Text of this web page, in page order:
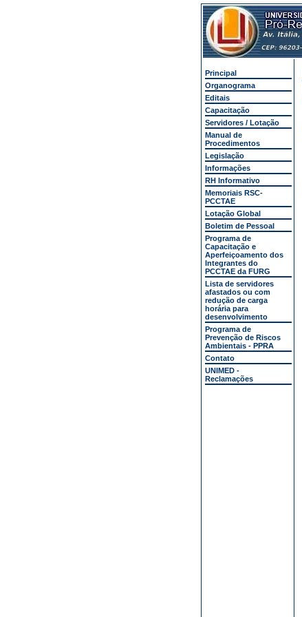
Principal
Organograma
Editais
Capacitação
Servidores / Lotação
Manual de
Procedimentos
Legislação
Informações
RH Informativo
Memoriais RSC-
PCCTAE
Lotação Global
Boletim de Pessoal
Programa de
Capacitação e
Aperfeiçoamento dos
Integrantes do
PCCTAE da FURG
Lista de servidores
afastados ou com
redução de carga
horária para
desenvolvimento
Programa de
Prevenção de Riscos
Ambientais - PPRA
Contato
UNIMED -
Reclamações